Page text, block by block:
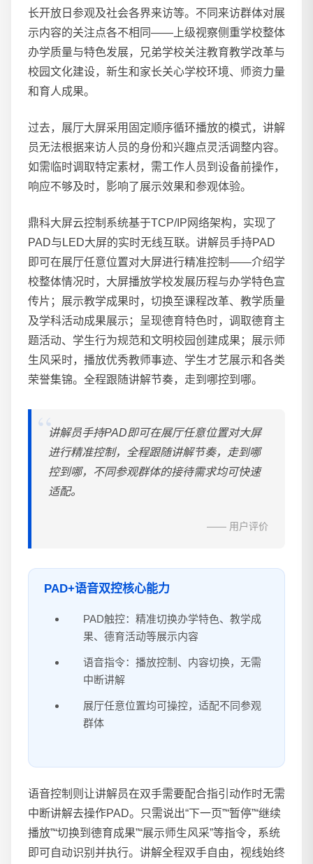
长开放日参观及社会各界来访等。不同来访群体对展
示内容的关注点各不相同——上级视察侧重学校整体
办学质量与特色发展，兄弟学校关注教育教学改革与
校园文化建设，新生和家长关心学校环境、师资力量
和育人成果。
过去，展厅大屏采用固定顺序循环播放的模式，讲解
员无法根据来访人员的身份和兴趣点灵活调整内容。
如需临时调取特定素材，需工作人员到设备前操作，
响应不够及时，影响了展示效果和参观体验。
鼎科大屏云控制系统基于TCP/IP网络架构，实现了
PAD与LED大屏的实时无线互联。讲解员手持PAD
即可在展厅任意位置对大屏进行精准控制——介绍学
校整体情况时，大屏播放学校发展历程与办学特色宣
传片；展示教学成果时，切换至课程改革、教学质量
及学科活动成果展示；呈现德育特色时，调取德育主
题活动、学生行为规范和文明校园创建成果；展示师
生风采时，播放优秀教师事迹、学生才艺展示和各类
荣誉集锦。全程跟随讲解节奏，走到哪控到哪。
讲解员手持PAD即可在展厅任意位置对大屏
进行精准控制，全程跟随讲解节奏，走到哪
控到哪，不同参观群体的接待需求均可快速
适配。
—— 用户评价
PAD+语音双控核心能力
PAD触控：精准切换办学特色、教学成
果、德育活动等展示内容
语音指令：播放控制、内容切换，无需
中断讲解
展厅任意位置均可操控，适配不同参观
群体
语音控制则让讲解员在双手需要配合指引动作时无需
中断讲解去操作PAD。只需说出“下一页”“暂停”“继续
播放”“切换到德育成果”“展示师生风采”等指令，系统
即可自动识别并执行。讲解全程双手自由，视线始终